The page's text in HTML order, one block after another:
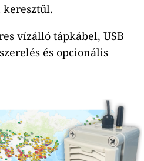
keresztül.
vízálló tápkábel, USB
és opcionális